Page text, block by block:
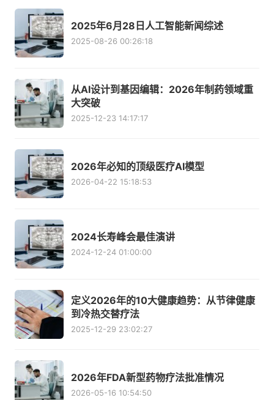
2025年6月28日人工智能新闻综述
2025-08-26 00:26:18
从AI设计到基因编辑：2026年制药领域重
大突破
2025-12-23 14:17:17
2026年必知的顶级医疗AI模型
2026-04-22 15:18:53
2024长寿峰会最佳演讲
2024-12-24 01:00:00
定义2026年的10大健康趋势：从节律健康
到冷热交替疗法
2025-12-29 23:02:27
2026年FDA新型药物疗法批准情况
2026-05-16 10:54:50